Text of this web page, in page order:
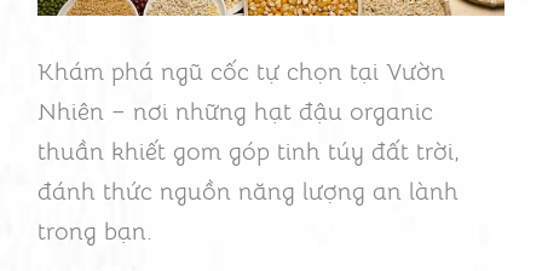
Khám phá ngũ cốc tự chọn tại Vườn
Nhiên – nơi những hạt đậu organic
thuần khiết gom góp tinh túy đất trời,
đánh thức nguồn năng lượng an lành
trong bạn.